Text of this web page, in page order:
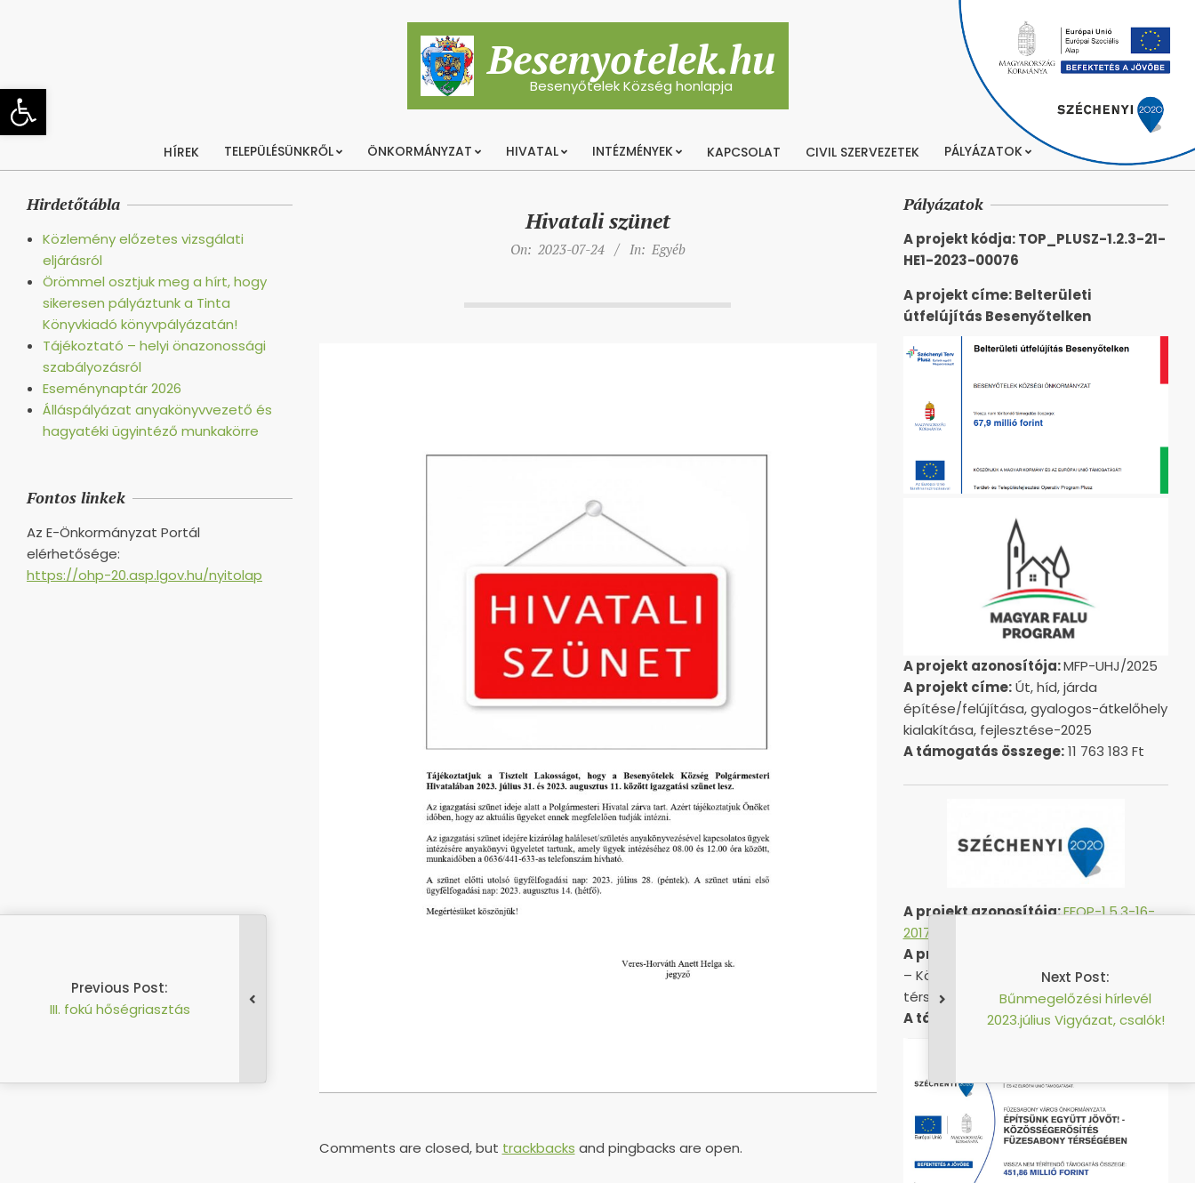
Eszköztár megnyitása
Besenyotelek.hu
Besenyőtelek Község honlapja
Primary
HÍREK TELEPÜLÉSÜNKRŐL ÖNKORMÁNYZAT HIVATAL INTÉZMÉNYEK KAPCSOLAT CIVIL SZERVEZETEK PÁLYÁZATOK
Hivatali szünet
On: 2023-07-24 In: Egyéb
Comments are closed, but trackbacks and pingbacks are open.
Hirdetőtábla
Közlemény előzetes vizsgálati
eljárásról
Örömmel osztjuk meg a hírt, hogy
sikeresen pályáztunk a Tinta
Könyvkiadó könyvpályázatán!
Tájékoztató – helyi önazonossági
szabályozásról
Eseménynaptár 2026
Álláspályázat anyakönyvvezető és
hagyatéki ügyintéző munkakörre
Fontos linkek
Az E-Önkormányzat Portál
elérhetősége:
https://ohp-20.asp.lgov.hu/nyitolap
Pályázatok
A projekt kódja: TOP_PLUSZ-1.2.3-21-
HE1-2023-00076
A projekt címe: Belterületi
útfelújítás Besenyőtelken
A projekt azonosítója:MFP-UHJ/2025
A projekt címe:Út, híd, járda
építése/felújítása, gyalogos-átkelőhely
kialakítása, fejlesztése-2025
A támogatás összege:11 763 183 Ft
A projekt azonosítója:EFOP-1.5.3-16-
2017-00051
A projekt címe:
– Közösségerősítés Füzesabony
térségében”
A támogatás összege:451 857 559 Ft
Previous Post:
III. fokú hőségriasztás
Next Post:
Bűnmegelőzési hírlevél
2023.július Vigyázat, csalók!